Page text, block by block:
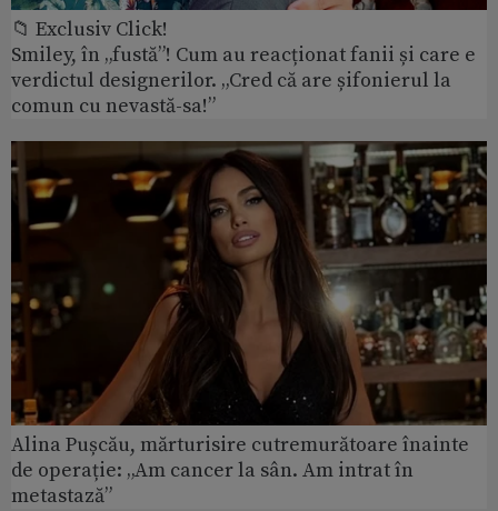
📁 Exclusiv Click!
Smiley, în „fustă”! Cum au reacționat fanii și care e
verdictul designerilor. „Cred că are șifonierul la
comun cu nevastă-sa!”
Alina Pușcău, mărturisire cutremurătoare înainte
de operație: „Am cancer la sân. Am intrat în
metastază”